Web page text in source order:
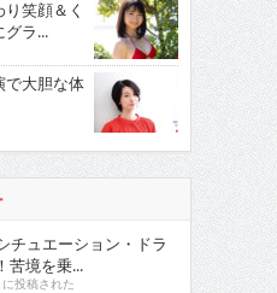
笑顔＆く
ラ...
大胆な体
ュエーション・ドラ
苦境を乗...
投稿された